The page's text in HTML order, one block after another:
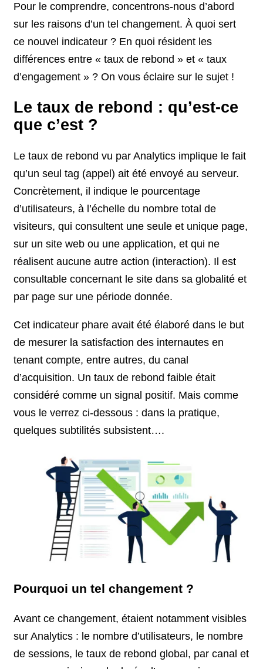
Pour le comprendre, concentrons-nous d’abord
sur les raisons d’un tel changement. À quoi sert
ce nouvel indicateur ? En quoi résident les
différences entre « taux de rebond » et « taux
d’engagement » ? On vous éclaire sur le sujet !
Le taux de rebond : qu’est-ce
que c’est ?
Le taux de rebond vu par Analytics implique le fait
qu’un seul tag (appel) ait été envoyé au serveur.
Concrètement, il indique le pourcentage
d’utilisateurs, à l’échelle du nombre total de
visiteurs, qui consultent une seule et unique page,
sur un site web ou une application, et qui ne
réalisent aucune autre action (interaction). Il est
consultable concernant le site dans sa globalité et
par page sur une période donnée.
Cet indicateur phare avait été élaboré dans le but
de mesurer la satisfaction des internautes en
tenant compte, entre autres, du canal
d’acquisition. Un taux de rebond faible était
considéré comme un signal positif. Mais comme
vous le verrez ci-dessous : dans la pratique,
quelques subtilités subsistent….
Pourquoi un tel changement ?
Avant ce changement, étaient notamment visibles
sur Analytics : le nombre d’utilisateurs, le nombre
de sessions, le taux de rebond global, par canal et